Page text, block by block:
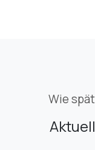
Wie